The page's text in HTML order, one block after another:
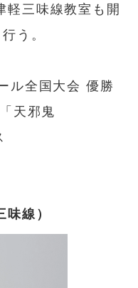
軽三味線教室も開
う。
ル全国大会 優勝
天邪鬼
線）